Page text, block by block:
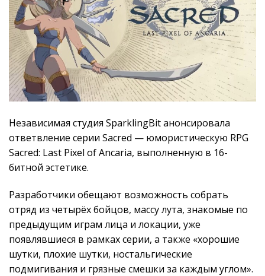
Независимая студия SparklingBit анонсировала
ответвление серии Sacred — юмористическую RPG
Sacred: Last Pixel of Ancaria, выполненную в 16-
битной эстетике.
Разработчики обещают возможность собрать
отряд из четырёх бойцов, массу лута, знакомые по
предыдущим играм лица и локации, уже
появлявшиеся в рамках серии, а также «хорошие
шутки, плохие шутки, ностальгические
подмигивания и грязные смешки за каждым углом».